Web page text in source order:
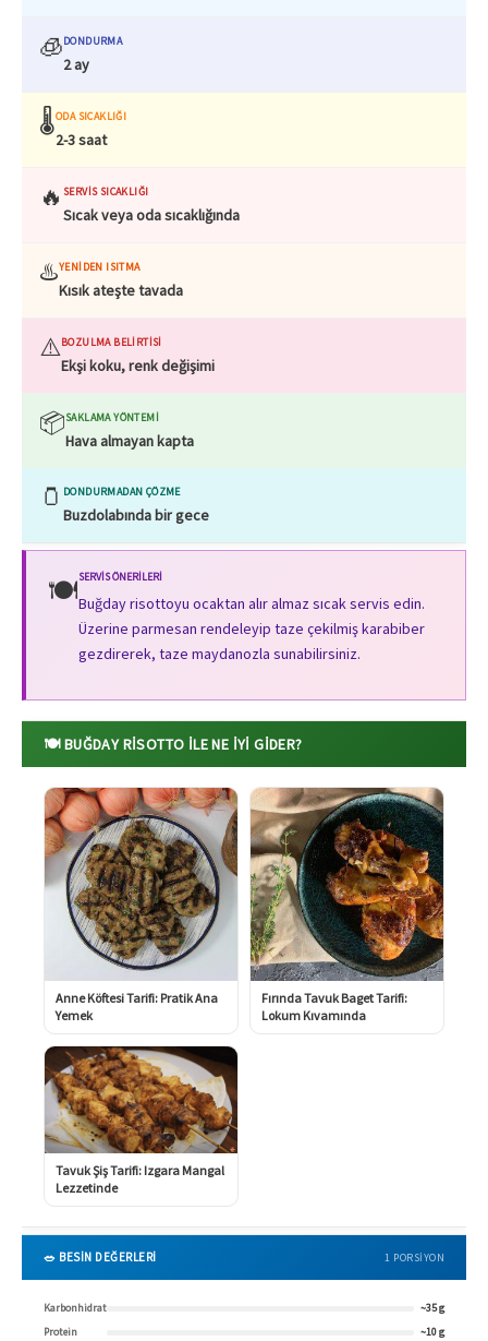
🧊DONDURMA
2 ay
🌡️ODA SICAKLIĞI
2-3 saat
🔥 SERVIS SICAKLIĞI
Sıcak veya oda sıcaklığında
♨️YENIDEN ISITMA
Kısık ateşte tavada
⚠️BOZULMA BELIRTISI
Ekşi koku, renk değişimi
📦SAKLAMA YÖNTEMI
Hava almayan kapta
🫙 DONDURMADAN ÇÖZME
Buzdolabında bir gece
🍽️SERVIS ÖNERILERI
Buğday risottoyu ocaktan alır almaz sıcak servis edin.
Üzerine parmesan rendeleyip taze çekilmiş karabiber
gezdirerek, taze maydanozla sunabilirsiniz.
🍽️ BUĞDAY RISOTTO ILE NE İYI GIDER?
Anne Köftesi Tarifi: Pratik Ana
Yemek
Fırında Tavuk Baget Tarifi:
Lokum Kıvamında
Tavuk Şiş Tarifi: Izgara Mangal
Lezzetinde
🥗 BESİN DEĞERLERİ 1 PORSIYON
Karbonhidrat
~35 g
Protein
~10 g